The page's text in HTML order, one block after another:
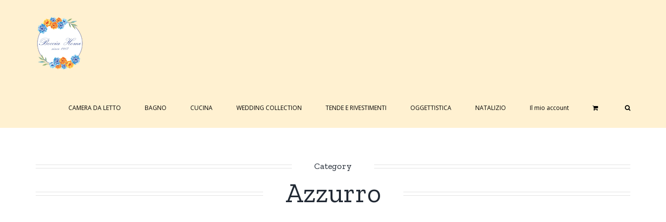
contenuto
CAMERA DA LETTO BAGNO CUCINA WEDDING COLLECTION TENDE E RIVESTIMENTI OGGETTISTICA NATALIZIO Il mio account
Category
Azzurro